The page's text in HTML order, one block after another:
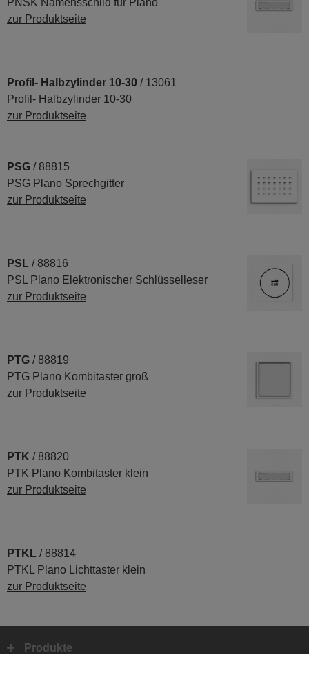
PNSK Namensschild für Plano
zur Produktseite
Profil- Halbzylinder 10-30 / 13061
Profil- Halbzylinder 10-30
zur Produktseite
PSG / 88815
PSG Plano Sprechgitter
zur Produktseite
PSL / 88816
PSL Plano Elektronischer Schlüsselleser
zur Produktseite
PTG / 88819
PTG Plano Kombitaster groß
zur Produktseite
PTK / 88820
PTK Plano Kombitaster klein
zur Produktseite
PTKL / 88814
PTKL Plano Lichttaster klein
zur Produktseite
Produkte